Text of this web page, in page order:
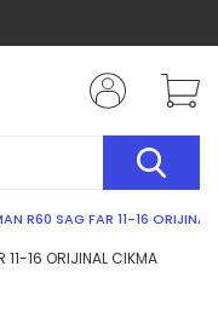
R60 SAG FAR 11-16